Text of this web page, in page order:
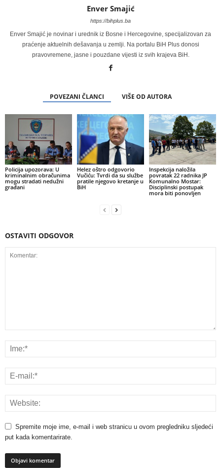
Enver Smajić
https://bihplus.ba
Enver Smajić je novinar i urednik iz Bosne i Hercegovine, specijalizovan za
praćenje aktuelnih dešavanja u zemlji. Na portalu BiH Plus donosi
pravovremene, jasne i pouzdane vijesti iz svih krajeva BiH.
POVEZANI ČLANCI VIŠE OD AUTORA
Policija upozorava: U
kriminalnim obračunima
mogu stradati nedužni
građani
Helez oštro odgovorio
Vučiću: Tvrdi da su službe
pratile njegovo kretanje u
BiH
Inspekcija naložila
povratak 22 radnika JP
Komunalno Mostar:
Disciplinski postupak
mora biti ponovljen
OSTAVITI ODGOVOR
Spremite moje ime, e-mail i web stranicu u ovom pregledniku sljedeći
put kada komentarirate.